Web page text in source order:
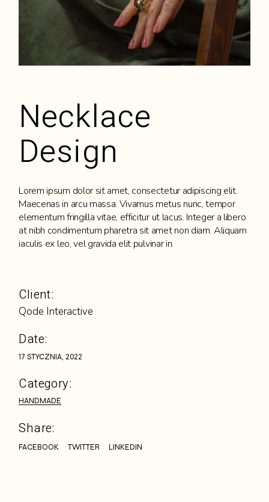
Necklace
Design
Lorem ipsum dolor sit amet, consectetur adipiscing elit.
Maecenas in arcu massa. Vivamus metus nunc, tempor
elementum fringilla vitae, efficitur ut lacus. Integer a libero
at nibh condimentum pharetra sit amet non diam. Aliquam
iaculis ex leo, vel gravida elit pulvinar in.
Client:
Qode Interactive
Date:
17 STYCZNIA, 2022
Category:
HANDMADE
Share:
FACEBOOK TWITTER LINKEDIN